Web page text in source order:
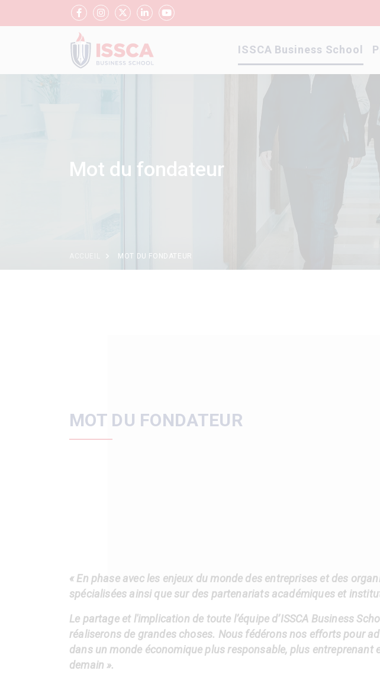
Aller
ISSCA Business School
Mot du fondateur
MOT DU FONDATEUR
MOT DU FONDATEUR
« En phase avec les enjeux du monde des entreprises et des
spécialisées ainsi que sur des partenariats académiques et
Le partage et l'implication de toute l’équipe d’ISSCA Business
réaliserons de grandes choses. Nous fédérons nos efforts pour
dans un monde économique plus responsable, plus
demain ».